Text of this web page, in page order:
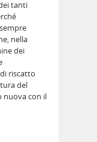
tanti
nella
dei
riscatto
del
nuova con il